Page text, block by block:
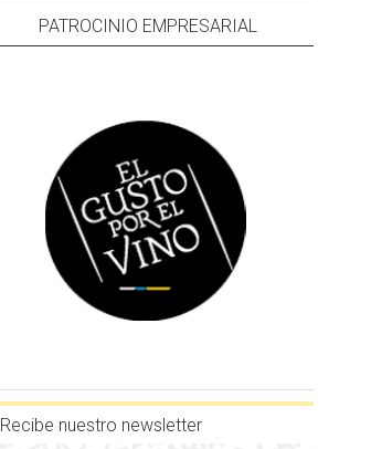
PATROCINIO EMPRESARIAL
Recibe nuestro newsletter